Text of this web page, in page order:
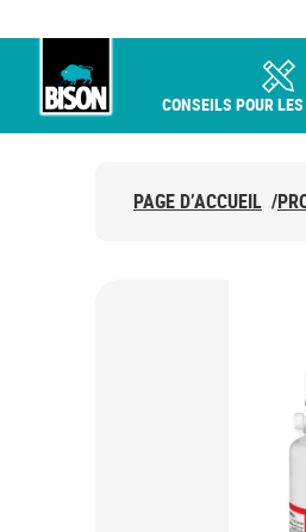
CONSEILS POUR
PAGE D’ACCUEIL /